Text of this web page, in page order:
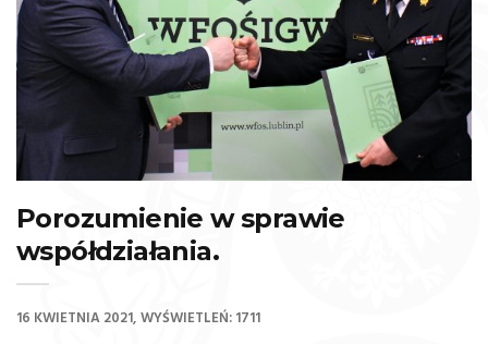
Porozumienie w sprawie
współdziałania.
16 KWIETNIA 2021 WYŚWIETLEŃ: 1711